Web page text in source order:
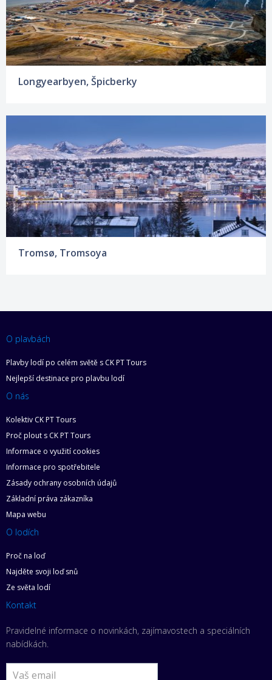
Longyearbyen, Špicberky
Tromsø, Tromsoya
O plavbách
Plavby lodí po celém světě s CK PT Tours
Nejlepší destinace pro plavbu lodí
O nás
Kolektiv CK PT Tours
Proč plout s CK PT Tours
Informace o využití cookies
Informace pro spotřebitele
Zásady ochrany osobních údajů
Základní práva zákazníka
Mapa webu
O lodích
Proč na loď
Najděte svoji loď snů
Ze světa lodí
Kontakt
Pravidelné informace o novinkách, zajímavostech a speciálních
nabídkách.